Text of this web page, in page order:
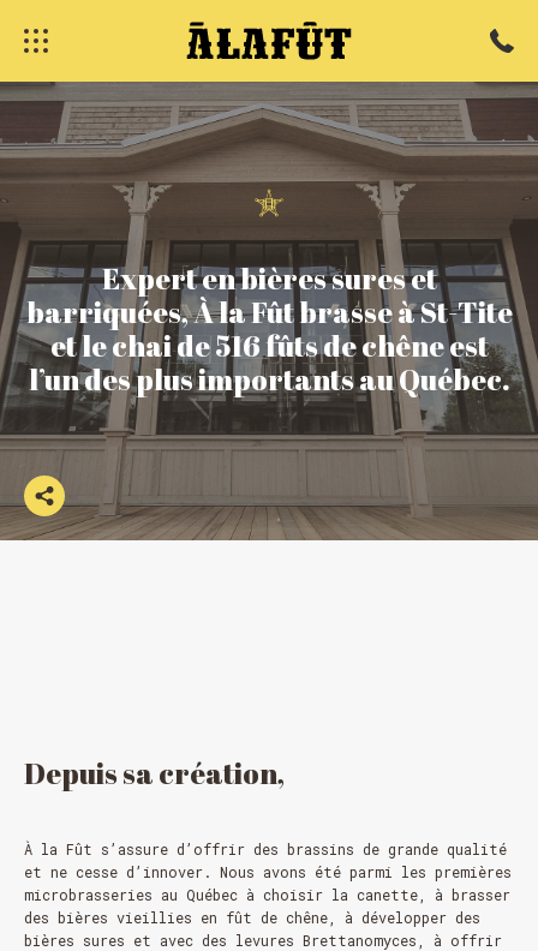
Expertenbièressureset
barriquées,ÀlaFûtbrasseàSt-Tite
etlechaide516fûtsdechêneest
l’undesplusimportantsauQuébec.
Depuissacréation,
À la Fût s’assure d’offrir des brassins de grande qualité
et ne cesse d’innover. Nous avons été parmi les premières
microbrasseries au Québec à choisir la canette, à brasser
des bières vieillies en fût de chêne, à développer des
bières sures et avec des levures Brettanomyces, à offrir
fermer